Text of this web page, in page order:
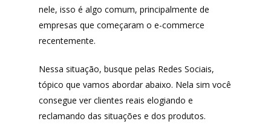
nele, isso é algo comum, principalmente de
empresas que começaram o e-commerce
recentemente.
Nessa situação, busque pelas Redes Sociais,
tópico que vamos abordar abaixo. Nela sim você
consegue ver clientes reais elogiando e
reclamando das situações e dos produtos.